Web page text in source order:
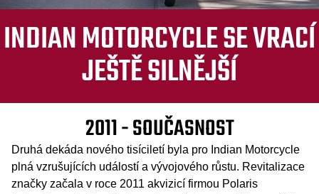
INDIAN MOTORCYCLE SE VRACÍ
JEŠTĚ SILNĚJŠÍ
2011 - SOUČASNOST
Druhá dekáda nového tisíciletí byla pro Indian Motorcycle
plná vzrušujících událostí a vývojového růstu. Revitalizace
značky začala v roce 2011 akvizicí firmou Polaris